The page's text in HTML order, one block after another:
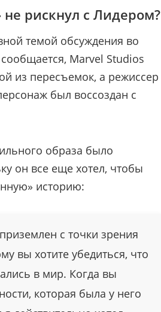
рискнул с Лидером?
темой обсуждения во
Marvel Studios
из пересъемок, а режиссер
был воссоздан с
образа было
он все еще хотел, чтобы
историю:
с точки зрения
вы хотите убедиться, что
в мир. Когда вы
которая была у него